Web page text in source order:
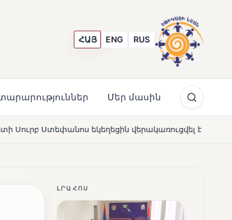
ՀԱՅ ENG RUS
Մեր մասին
է Կարապետյան ընտանիքի
ԼՐԱՀՈՍ